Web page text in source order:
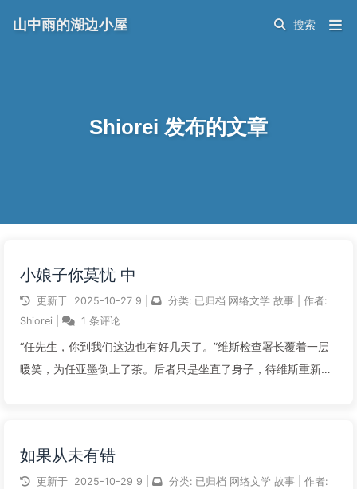
Shiorei 发布的文章
山中雨的湖边小屋
小娘子你莫忧 中
更新于 2025-10-27 9 分类: 已归档 网络文学 故事
作者:
Shiorei
1 条评论
“任先生，你到我们这边也有好几天了。”维斯检查署长覆着一层
暖笑，为任亚墨倒上了茶。后者只是坐直了身子，待维斯重新坐
阅读全文...
如果从未有错
更新于 2025-10-29 9 分类: 已归档 网络文学 故事
作者: